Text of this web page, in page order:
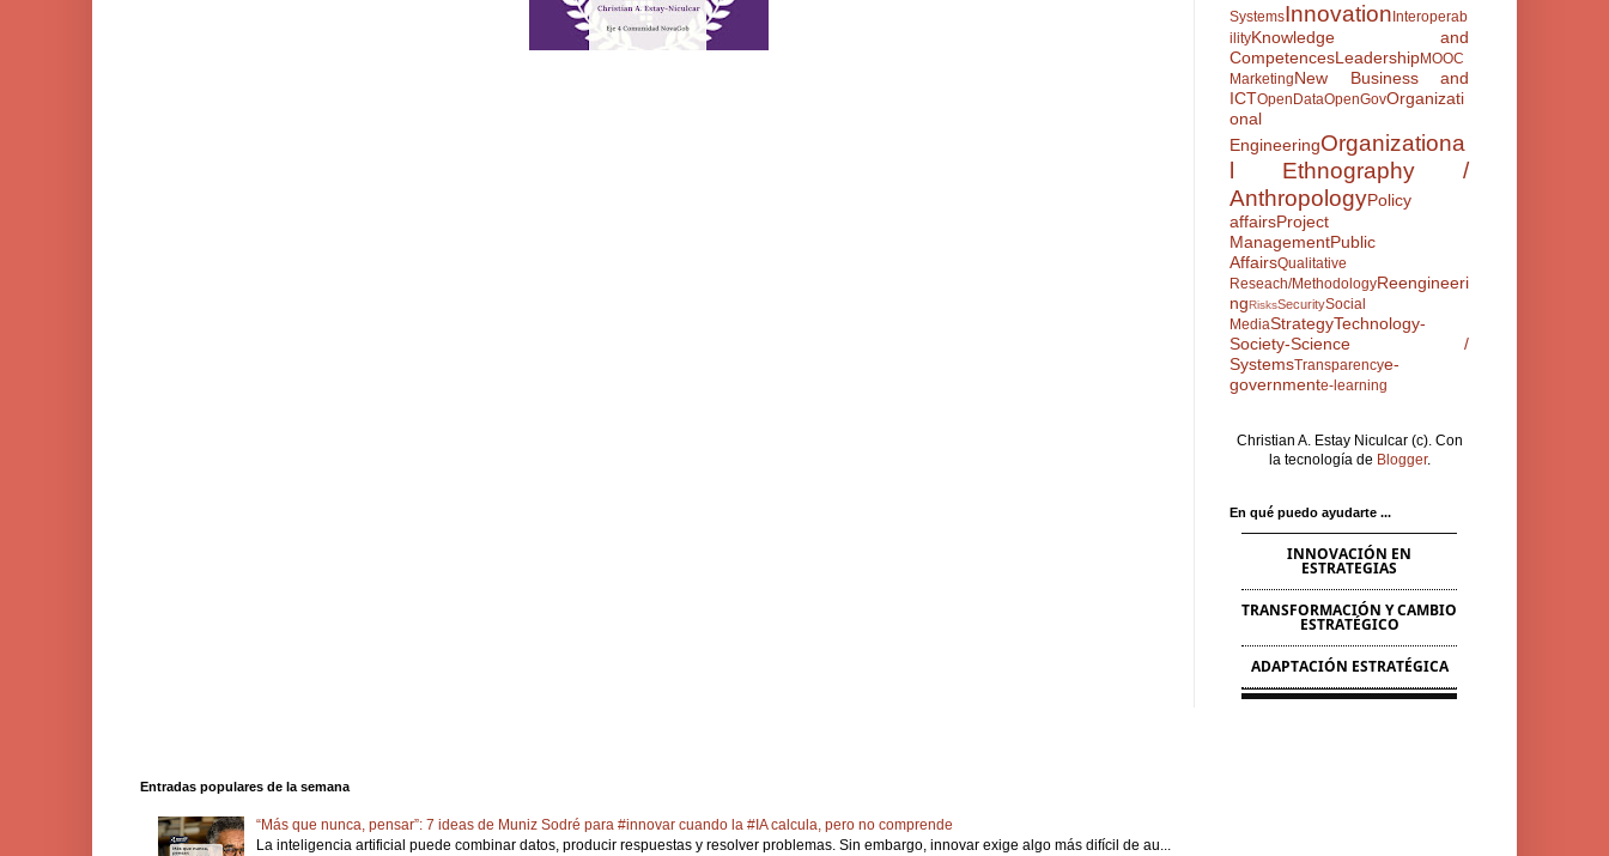
SystemsInnovation Interoperab
ilityKnowledge and
CompetencesLeadershipMOOC
MarketingNew Business and
ICTOpenDataOpenGovOrganizati
onal
EngineeringOrganizationa
l Ethnography /
AnthropologyPolicy
affairsProject
ManagementPublic
AffairsQualitative
Reseach/MethodologyReengineeri
ngRisksSecuritySocial
MediaStrategyTechnology-
Society-Science /
SystemsTransparencye-
governmente-learning
Christian A. Estay Niculcar (c). Con
la tecnología de Blogger.
En qué puedo ayudarte ...
INNOVACIÓN EN
ESTRATEGIAS
TRANSFORMACIÓN Y CAMBIO
ESTRATÉGICO
ADAPTACIÓN ESTRATÉGICA
Entradas populares de la semana
“Más que nunca, pensar”: 7 ideas de Muniz Sodré para #innovar cuando la #IA calcula, pero no comprende
La inteligencia artificial puede combinar datos, producir respuestas y resolver problemas. Sin embargo, innovar exige algo más difícil de au...